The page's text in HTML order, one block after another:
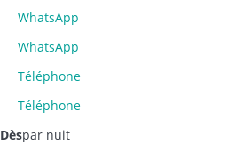
WhatsApp
WhatsApp
Téléphone
Téléphone
Dèspar nuit